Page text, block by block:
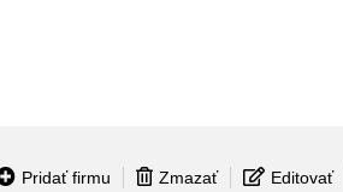
Pridať firmu Zmazať Editovať